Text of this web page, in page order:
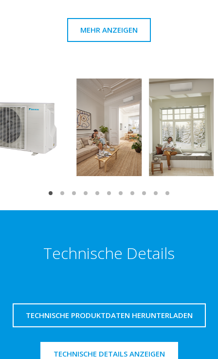
MEHR ANZEIGEN
Technische Details
TECHNISCHE PRODUKTDATEN HERUNTERLADEN
TECHNISCHE DETAILS ANZEIGEN